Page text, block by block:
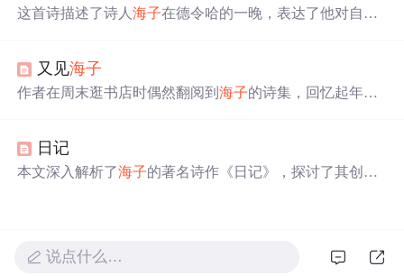
这首诗描述了诗人海子在德令哈的一晚，表达了他对自然
活的独特视角。
又见海子
作者在周末逛书店时偶然翻阅到海子的诗集，回忆起年轻
日记
本文深入解析了海子的著名诗作《日记》，探讨了其创作
说点什么…